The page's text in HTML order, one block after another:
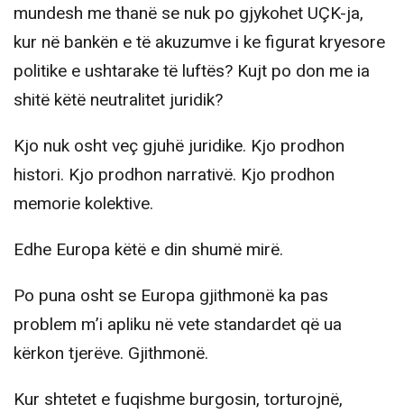
mundesh me thanë se nuk po gjykohet UÇK-ja,
kur në bankën e të akuzumve i ke figurat kryesore
politike e ushtarake të luftës? Kujt po don me ia
shitë këtë neutralitet juridik?
Kjo nuk osht veç gjuhë juridike. Kjo prodhon
histori. Kjo prodhon narrativë. Kjo prodhon
memorie kolektive.
Edhe Europa këtë e din shumë mirë.
Po puna osht se Europa gjithmonë ka pas
problem m’i apliku në vete standardet që ua
kërkon tjerëve. Gjithmonë.
Kur shtetet e fuqishme burgosin, torturojnë,